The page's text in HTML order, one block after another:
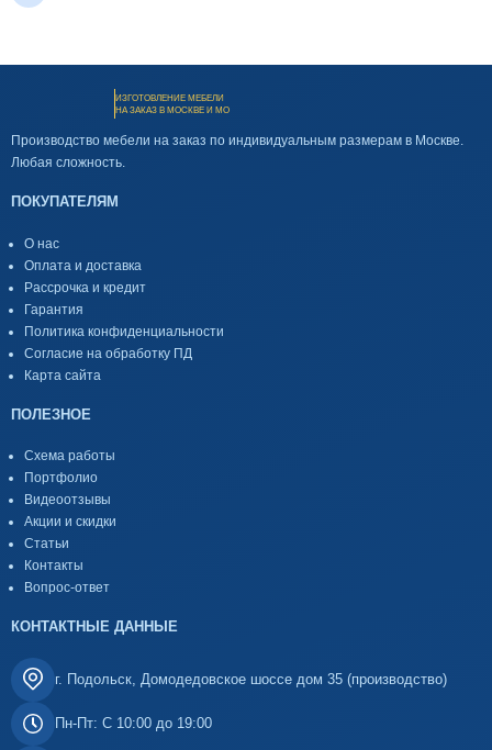
ИЗГОТОВЛЕНИЕ МЕБЕЛИ
НА ЗАКАЗ В МОСКВЕ И МО
Производство мебели на заказ по индивидуальным размерам в Москве.
Любая сложность.
ПОКУПАТЕЛЯМ
О нас
Оплата и доставка
Рассрочка и кредит
Гарантия
Политика конфиденциальности
Согласие на обработку ПД
Карта сайта
ПОЛЕЗНОЕ
Схема работы
Портфолио
Видеоотзывы
Акции и скидки
Статьи
Контакты
Вопрос-ответ
КОНТАКТНЫЕ ДАННЫЕ
г. Подольск, Домодедовское шоссе дом 35 (производство)
Пн-Пт: С 10:00 до 19:00